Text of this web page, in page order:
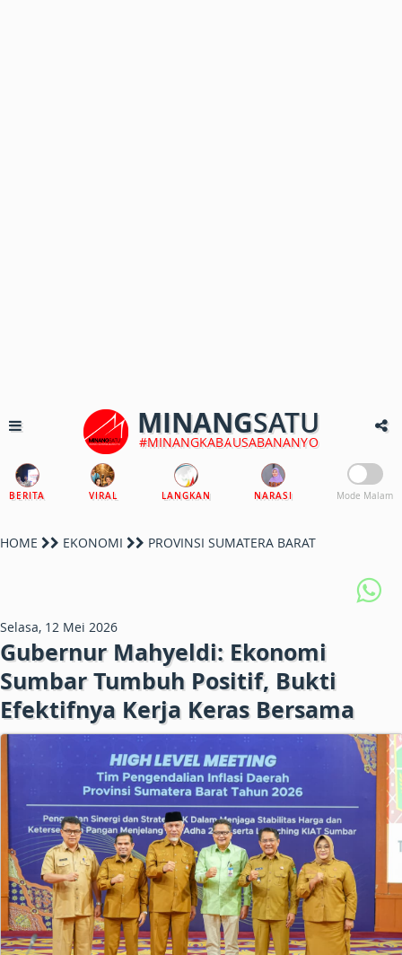
MINANGSATU
#MINANGKABAUSABANANYO
BERITA VIRAL LANGKAN NARASI Mode Malam
HOME EKONOMI PROVINSI SUMATERA BARAT
Selasa, 12 Mei 2026
Gubernur Mahyeldi: Ekonomi
Sumbar Tumbuh Positif, Bukti
Efektifnya Kerja Keras Bersama